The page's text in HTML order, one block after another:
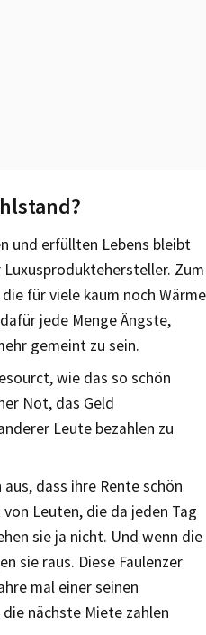
und erfüllten Lebens bleibt
Zum
für viele kaum noch Wärme
jede Menge Ängste,
gemeint zu sein.
wie das so schön
Not, das Geld
Leute bezahlen zu
dass ihre Rente schön
Leuten, die da jeden Tag
sie ja nicht. Und wenn die
sie raus. Diese Faulenzer
mal einer seinen
nächste Miete zahlen